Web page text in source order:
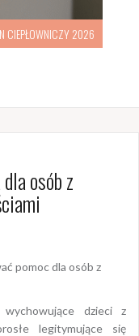
CIEPŁOWNICZY 2026
osób z
pomoc dla osób z
dzieci z
legitymujące się